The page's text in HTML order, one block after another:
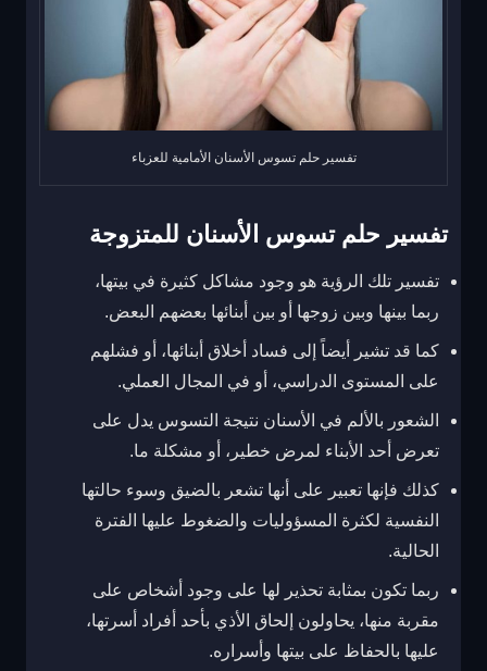
تفسير حلم تسوس الأسنان الأمامية للعزباء
تفسير حلم تسوس الأسنان للمتزوجة
تفسير تلك الرؤية هو وجود مشاكل كثيرة في بيتها،
ربما بينها وبين زوجها أو بين أبنائها بعضهم البعض.
كما قد تشير أيضاً إلى فساد أخلاق أبنائها، أو فشلهم
على المستوى الدراسي، أو في المجال العملي.
الشعور بالألم في الأسنان نتيجة التسوس يدل على
تعرض أحد الأبناء لمرض خطير، أو مشكلة ما.
كذلك فإنها تعبير على أنها تشعر بالضيق وسوء حالتها
النفسية لكثرة المسؤوليات والضغوط عليها الفترة
الحالية.
ربما تكون بمثابة تحذير لها على وجود أشخاص على
مقربة منها، يحاولون إلحاق الأذي بأحد أفراد أسرتها،
عليها بالحفاظ على بيتها وأسراره.